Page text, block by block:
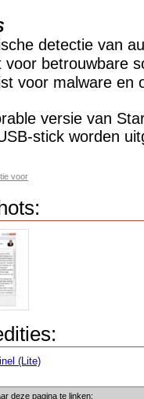
detectie van
voor betrouwbare
voor malware en
versie van
stick worden
voor
(Lite)
deze pagina te linken: